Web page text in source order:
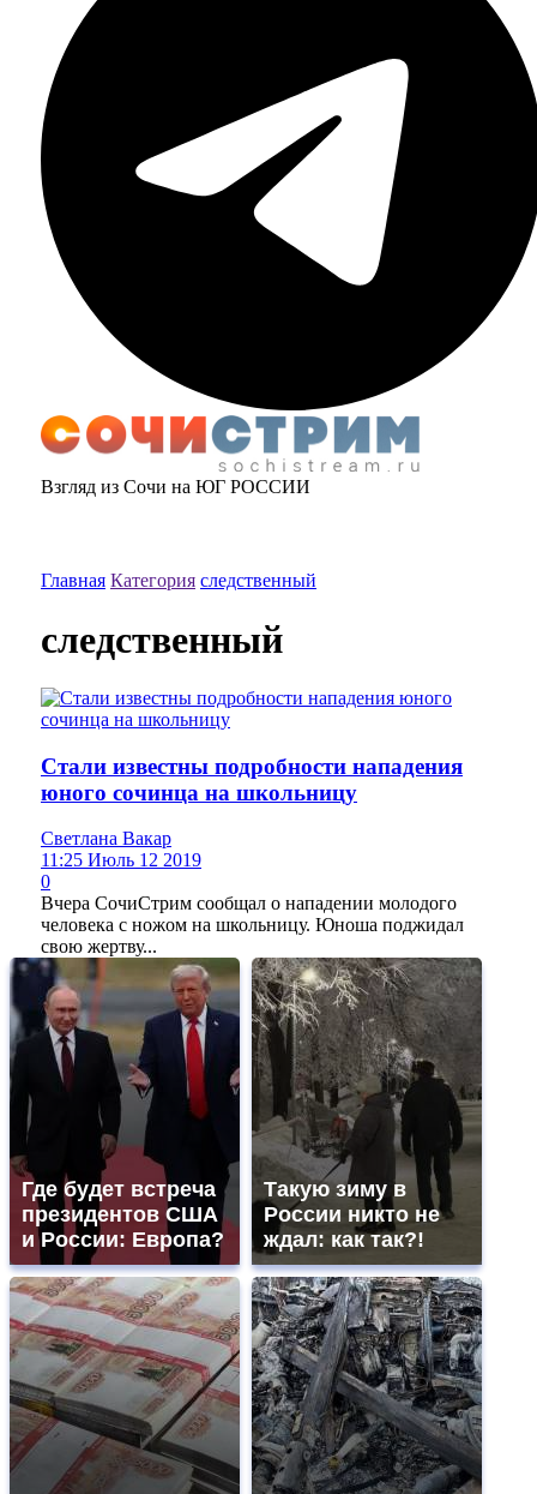
Взгляд из Сочи на ЮГ РОССИИ
Главная Категория следственный
следственный
Стали известны подробности нападения
юного сочинца на школьницу
Светлана Вакар
11:25 Июль 12 2019
0
Вчера СочиСтрим сообщал о нападении молодого
человека с ножом на школьницу. Юноша поджидал
свою жертву...
Где будет встреча
президентов США
и России: Европа?
Такую зиму в
России никто не
ждал: как так?!